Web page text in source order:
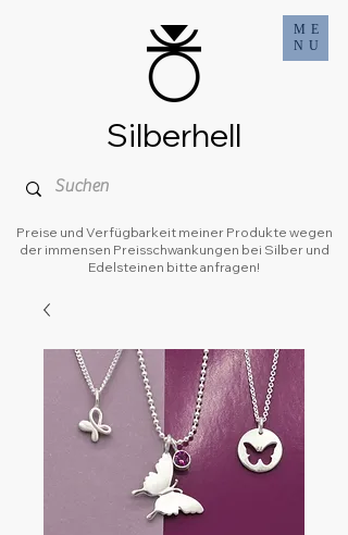
ME
NU
Preise und Verfügbarkeit meiner Produkte wegen
der immensen Preisschwankungen bei Silber und
Edelsteinen bitte anfragen!
Silberhell